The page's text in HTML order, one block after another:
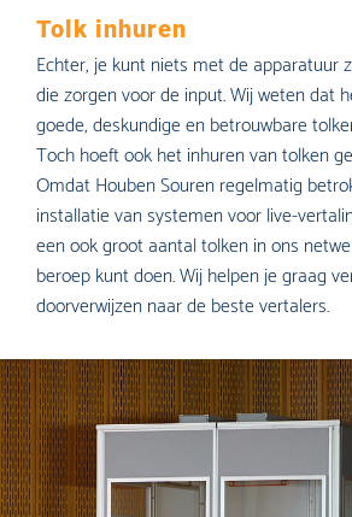
Tolk inhuren
Echter, je kunt niets met de apparatuur
die zorgen voor de input. Wij weten dat
goede, deskundige en betrouwbare
Toch hoeft ook het inhuren van tolken
Omdat Houben Souren regelmatig
installatie van systemen voor live-
een ook groot aantal tolken in ons
beroep kunt doen. Wij helpen je graag
doorverwijzen naar de beste vertalers.